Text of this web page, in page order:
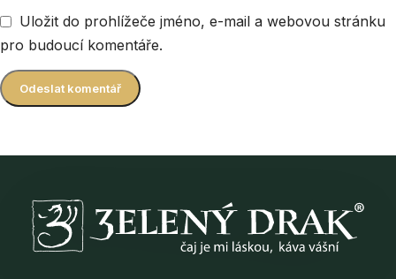
Uložit do prohlížeče jméno, e-mail a webovou stránku
pro budoucí komentáře.